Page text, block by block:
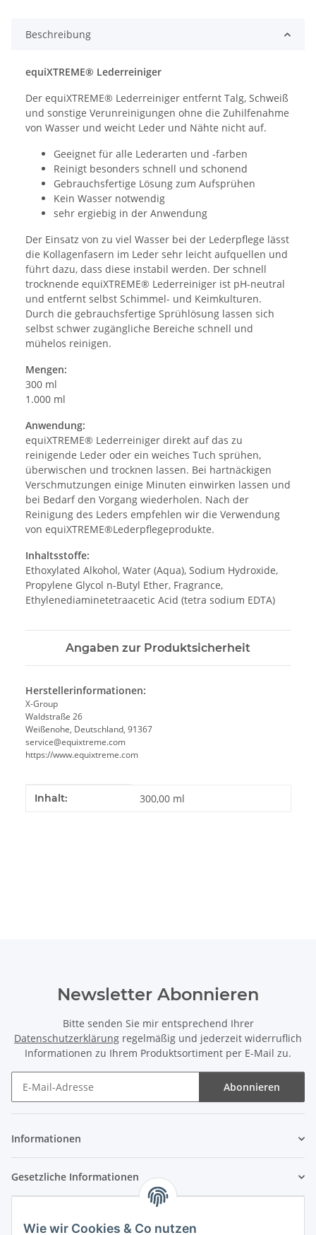
Wie wir Cookies & Co nutzen
Beschreibung
equiXTREME® Lederreiniger
Der equiXTREME® Lederreiniger entfernt Talg, Schweiß
und sonstige Verunreinigungen ohne die Zuhilfenahme
von Wasser und weicht Leder und Nähte nicht auf.
Geeignet für alle Lederarten und -farben
Reinigt besonders schnell und schonend
Gebrauchsfertige Lösung zum Aufsprühen
Kein Wasser notwendig
sehr ergiebig in der Anwendung
Der Einsatz von zu viel Wasser bei der Lederpflege lässt
die Kollagenfasern im Leder sehr leicht aufquellen und
führt dazu, dass diese instabil werden. Der schnell
trocknende equiXTREME® Lederreiniger ist pH-neutral
und entfernt selbst Schimmel- und Keimkulturen.
Durch die gebrauchsfertige Sprühlösung lassen sich
selbst schwer zugängliche Bereiche schnell und
mühelos reinigen.
Mengen:
300 ml
1.000 ml
Anwendung:
equiXTREME® Lederreiniger direkt auf das zu
reinigende Leder oder ein weiches Tuch sprühen,
überwischen und trocknen lassen. Bei hartnäckigen
Verschmutzungen einige Minuten einwirken lassen und
bei Bedarf den Vorgang wiederholen. Nach der
Reinigung des Leders empfehlen wir die Verwendung
von equiXTREME®Lederpflegeprodukte.
Inhaltsstoffe:
Ethoxylated Alkohol, Water (Aqua), Sodium Hydroxide,
Propylene Glycol n-Butyl Ether, Fragrance,
Ethylenediaminetetraacetic Acid (tetra sodium EDTA)
Angaben zur Produktsicherheit
Herstellerinformationen:
X-Group
Waldstraße 26
Weißenohe, Deutschland, 91367
service@equixtreme.com
https://www.equixtreme.com
Produkteigenschaft
Wert
Inhalt: 300,00 ml
Newsletter Abonnieren
Bitte senden Sie mir entsprechend Ihrer
Datenschutzerklärung regelmäßig und jederzeit widerruflich
Informationen zu Ihrem Produktsortiment per E-Mail zu.
Abonnieren
Informationen
Gesetzliche Informationen